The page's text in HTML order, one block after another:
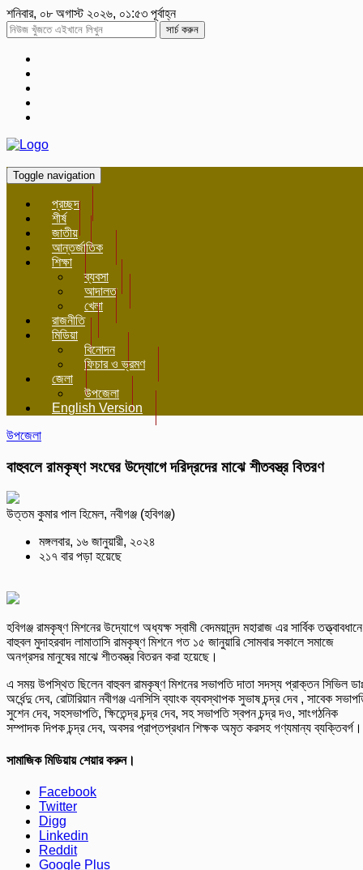
শনিবার, ০৮ অগাস্ট ২০২৬, ০১:৫৩ পূর্বাহ্ন
সার্চ করুন
Toggle navigation
প্রচ্ছদ
শীর্ষ
জাতীয়
আন্তর্জাতিক
শিক্ষা
ব্যবসা
আদালত
খেলা
রাজনীতি
মিডিয়া
বিনোদন
ফিচার ও ভ্রমণ
জেলা
উপজেলা
English Version
উপজেলা
বাহুবলে রামকৃষ্ণ সংঘের উদ্যোগে দরিদ্রদের মাঝে শীতবস্ত্র বিতরণ
উত্তম কুমার পাল হিমেল, নবীগঞ্জ (হবিগঞ্জ)
মঙ্গলবার, ১৬ জানুয়ারী, ২০২৪
২১৭ বার পড়া হয়েছে
হবিগঞ্জ রামকৃষ্ণ মিশনের উদ্যোগে অধ্যক্ষ স্বামী বেদময়ানন্দ মহারাজ এর সার্বিক তত্ত্বাবধানে
বাহুবল মুদাহরবাদ লামাতাসি রামকৃষ্ণ মিশনে গত ১৫ জানুয়ারি সোমবার সকালে সমাজে
অনগ্রসর মানুষের মাঝে শীতবস্ত্র বিতরন করা হয়েছে।
এ সময় উপস্থিত ছিলেন বাহুবল রামকৃষ্ণ মিশনের সভাপতি দাতা সদস্য প্রাক্তন সিভিল ডাঃ
অর্ধেন্দু দেব, রোটারিয়ান নবীগঞ্জ এনসিসি ব্যাংক ব্যবস্থাপক সুভাষ চন্দ্র দেব , সাবেক
সুশেন দেব, সহসভাপতি, ক্ষিতেন্দ্র চন্দ্র দেব, সহ সভাপতি স্বপন চন্দ্র দও, সাংগঠনিক
সম্পাদক দিপক চন্দ্র দেব, অবসর প্রাপ্তপ্রধান শিক্ষক অমৃত করসহ গণ্যমান্য ব্যক্তিবর্গ।
সামাজিক মিডিয়ায় শেয়ার করুন।
Facebook
Twitter
Digg
Linkedin
Reddit
Google Plus